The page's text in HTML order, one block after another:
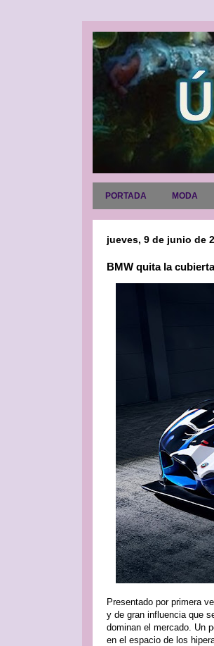
PORTADA MODA
jueves, 9 de junio de
BMW quita la
Presentado por primera
y de gran influencia que
dominan el mercado. Un
en el espacio de los